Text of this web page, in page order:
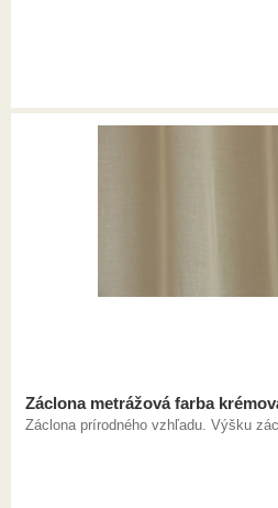
Záclona metrážová farba
Záclona prírodného vzhľadu. Výšku